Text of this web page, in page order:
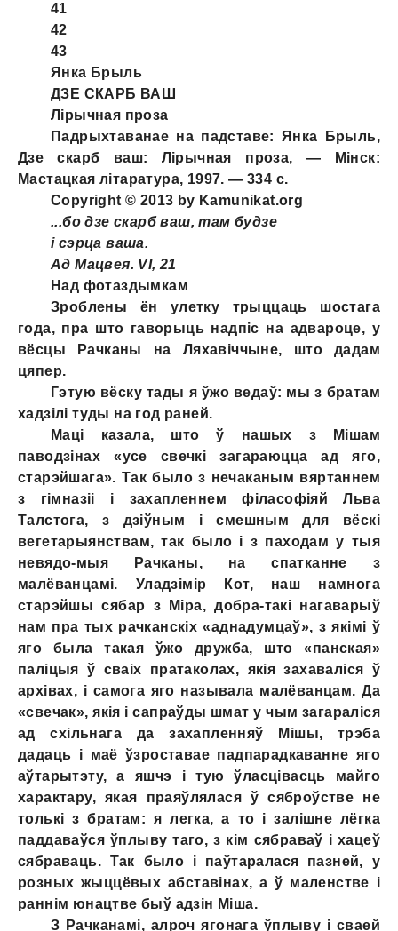
41
42
43
Янка Брыль
ДЗЕ СКАРБ ВАШ
Лірычная проза
Падрыхтаванае на падставе: Янка Брыль,
Дзе скарб ваш: Лірычная проза, — Мінск:
Мастацкая літаратура, 1997. — 334 с.
Copyright © 2013 by Kamunikat.org
...бо дзе скарб ваш, там будзе
і сэрца ваша.
Ад Мацвея. VI, 21
Над фотаздымкам
Зроблены ён улетку трыццаць шостага
года, пра што гаворыць надпіс на адвароце, у
вёсцы Рачканы на Ляхавіччыне, што дадам
цяпер.
Гэтую вёску тады я ўжо ведаў: мы з братам
хадзілі туды на год раней.
Маці казала, што ў нашых з Мішам
паводзінах «усе свечкі загараюцца ад яго,
старэйшага». Так было з нечаканым вяртаннем
з гімназіі i захапленнем філасофіяй Льва
Талстога, з дзіўным i смешным для вёскі
вегетарыянствам, так было i з паходам у тыя
невядо-мыя Рачканы, на спатканне з
малёванцамі. Уладзімір Кот, наш намнога
старэйшы сябар з Міра, добра-такі нагаварыў
нам пра тых рачканскіх «аднадумцаў», з якімі ў
яго была такая ўжо дружба, што «панская»
паліцыя ў сваіх пратаколах, якія захаваліся ў
архівах, i самога яго называла малёванцам. Да
«свечак», якія i сапраўды шмат у чым загараліся
ад схільнага да захапленняў Мішы, трэба
дадаць i маё ўзроставае падпарадкаванне яго
аўтарытэту, a яшчэ i тую ўласцівасць майго
характару, якая праяўлялася ў сяброўстве не
толькі з братам: я легка, а то i залішне лёгка
паддаваўся ўплыву таго, з кім сябраваў i хацеў
сябраваць. Так было i паўтаралася пазней, у
розных жыццёвых абставінах, a ў маленстве i
раннім юнацтве быў адзін Міша.
З Рачканамі, алроч ягонага ўплыву i сваей